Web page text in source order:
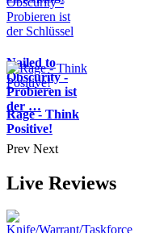
Nailed to
Obscurity -
Probieren ist
der …
Rage - Think
Positive!
Prev Next
Live Reviews